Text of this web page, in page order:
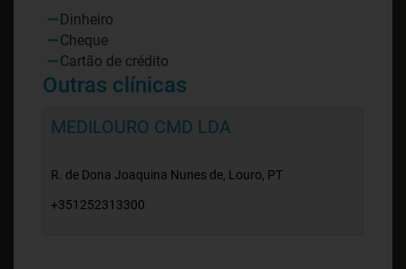
Dinheiro
Cheque
Cartão de crédito
Outras clínicas
MEDILOURO CMD LDA
R. de Dona Joaquina Nunes de, Louro, PT
+351252313300